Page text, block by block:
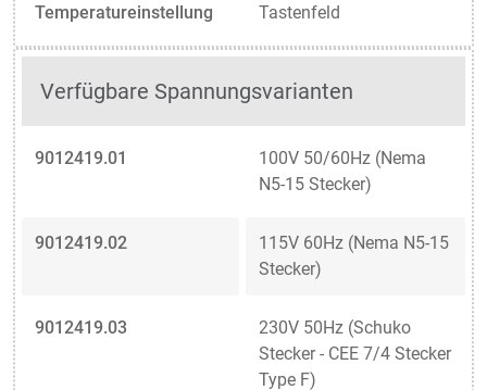
Temperatureinstellung Tastenfeld
Verfügbare Spannungsvarianten
9012419.01
100V 50/60Hz (Nema
N5-15 Stecker)
9012419.02
115V 60Hz (Nema N5-15
Stecker)
9012419.03
230V 50Hz (Schuko
Stecker - CEE 7/4 Stecker
Type F)